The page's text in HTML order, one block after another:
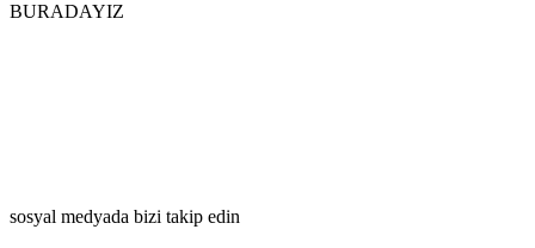
BURADAYIZ
sosyal medyada bizi takip edin